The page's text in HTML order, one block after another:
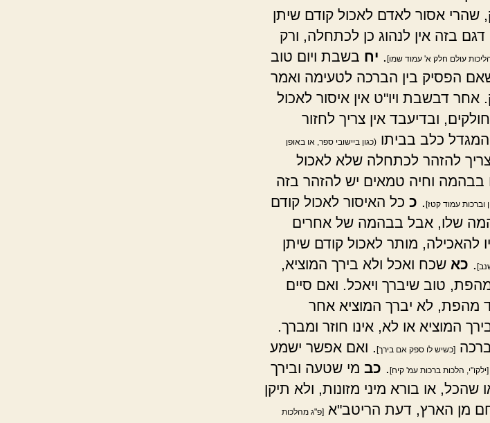
אסור לאדם לאכול קודם שיתן
בזה אין לנהוג כן לכתחלה, ורק
עולם חלק א' עמוד שמו] יח בשבת ויום טוב
הפסיק בין הברכה לטעימה ואמר
דבשבת ויו"ט אין איסור לאכול
ובדיעבד אין צריך לחזור
המגדל כלב בביתו (כגון ביישובי ספר, או באופן
צריך להזהר לכתחלה שלא לאכול
בבהמה וחיה טמאים יש להזהר בזה
וברכות עמוד קטז] כ כל האיסור לאכול קודם
שלו, אבל בבהמה של אחרים
להאכילה, מותר לאכול קודם שיתן
כא שכח ואכל ולא בירך המוציא,
טוב שיברך ויאכל. ואם סיים
מהפת, לא יברך המוציא אחר
המוציא או לא, אינו חוזר ומברך.
[כשיש לו ספק אם בירך]
. ואם אפשר ישמע
[ילקו"י, הלכות ברכות עמ' קיח] כב מי שטעה ובירך
או בורא מיני מזונות, ולא תיקן
מן הארץ, דעת הריטב"א [פ"ג מהלכות